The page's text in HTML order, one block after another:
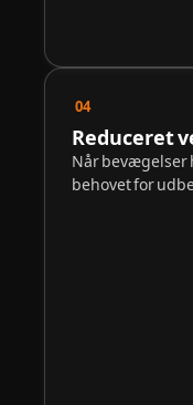
04
Reduceret
Når bevægelser
behovet for